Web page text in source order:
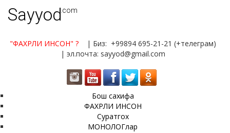
Sayyod.com
"ФАХРЛИ ИНСОН" ?
| Биз: +99894 695-21-21 (+телеграм)
| эл.почта: sayyod@gmail.com
Бош сахифа
ФАХРЛИ ИНСОН
Суратгох
МОНОЛОГлар